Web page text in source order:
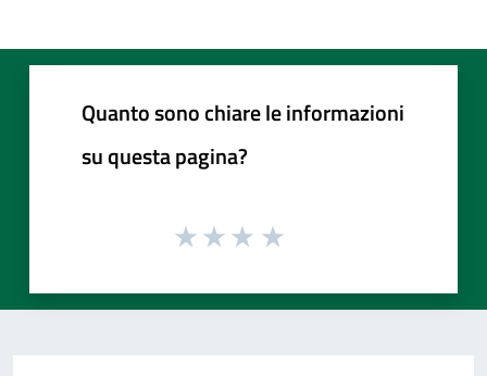
Quanto sono chiare le informazioni
su questa pagina?